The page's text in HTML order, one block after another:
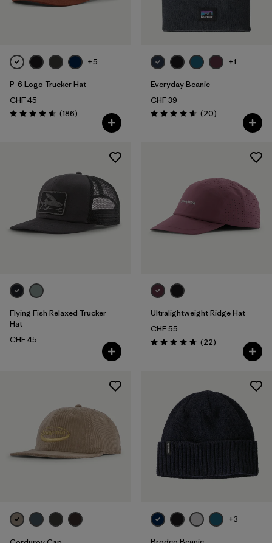
Filtra per
Prezzo
Filtra per
Caratteristiche
Filtra per
Tessuto
+5
P-6 Logo Trucker Hat
CHF 45
Valutazione: 4.7 / 5
(186Recensioni
)
+1
Everyday Beanie
CHF 39
Valutazione: 4.7 / 5
(20Recensioni
)
Flying Fish Relaxed Trucker
Hat
CHF 45
Ultralightweight Ridge Hat
CHF 55
Valutazione: 4.8 / 5
(22Recensioni
)
+3